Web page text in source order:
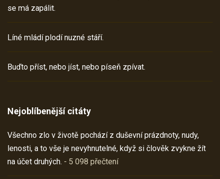
se má zapálit.
Líné mládí plodí nuzné stáří.
Buďto příst, nebo jíst, nebo píseň zpívat.
Nejoblíbenější citáty
Všechno zlo v životě pochází z duševní prázdnoty, nudy,
lenosti, a to vše je nevyhnutelné, když si člověk zvykne žít
na účet druhých. - 5 098 přečtení